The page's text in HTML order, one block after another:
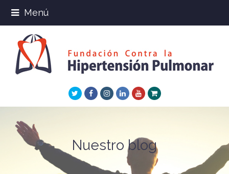
Menú
TwitterFacebookInstagram
LinkedInYoutube
Xing
Nuestro blog